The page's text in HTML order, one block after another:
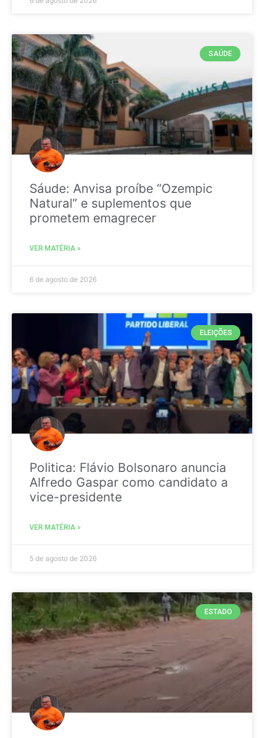
SAÚDE
Sáude: Anvisa proíbe “Ozempic
Natural” e suplementos que
prometem emagrecer
VER MATÉRIA »
6 de agosto de 2026
ELEIÇÕES
Politica: Flávio Bolsonaro anuncia
Alfredo Gaspar como candidato a
vice-presidente
VER MATÉRIA »
5 de agosto de 2026
ESTADO